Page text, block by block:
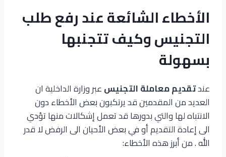
الأخطاء الشائعة عند رفع طلب
التجنيس وكيف تتجنبها
بسهولة
عندتقديم معاملة التجنيسعبر وزارة الداخلية ان
العديد من المقدمين قد يرتكبون بعض الأخطاء دون
الانتباه لها والتي بدورها قد تعمل إشكالات منها تؤدي
الى إعادة التقديم أو في بعض الأحيان الى الرفض لا قدر
الله . من أبرز هذه الأخطاء: